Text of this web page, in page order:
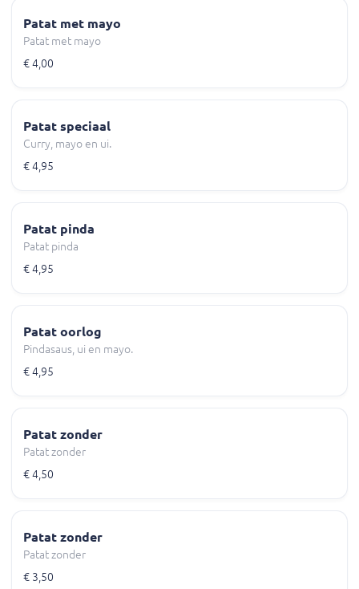
Patat met mayo
Patat met mayo
€ 4,00
Patat speciaal
Curry, mayo en ui.
€ 4,95
Patat pinda
Patat pinda
€ 4,95
Patat oorlog
Pindasaus, ui en mayo.
€ 4,95
Patat zonder
Patat zonder
€ 4,50
Patat zonder
Patat zonder
€ 3,50